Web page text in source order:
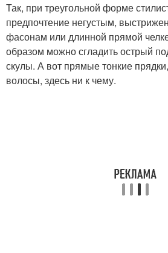
Так, при треугольной форме
предпочтение негустым,
фасонам или длинной прямой
образом можно сгладить острый
скулы. А вот прямые тонкие
волосы, здесь ни к чему.